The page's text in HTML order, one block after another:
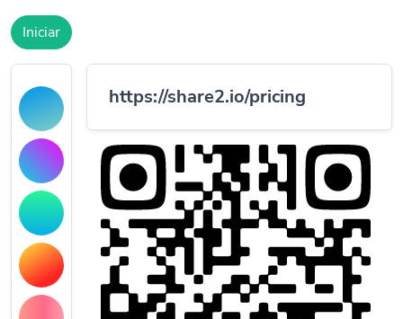
Iniciar
https://share2.io/pricing